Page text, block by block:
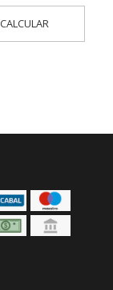
CALCULAR